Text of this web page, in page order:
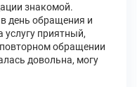
знакомой.
день обращения и
услугу приятный,
обращении
довольна, могу